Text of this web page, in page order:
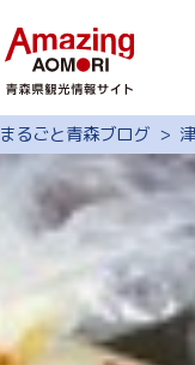
特集
スポ
モデ
旅
観
まるごと青森ブログ